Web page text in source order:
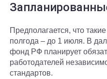
Предполагается, что
полгода – до 1 июля. В
фонд РФ планирует
работодателей
стандартов.